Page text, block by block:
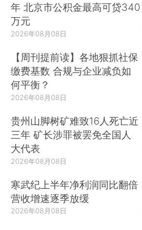
年 北京市公积金最高可贷340
万元
2026年08月08日
【周刊提前读】各地狠抓社保
缴费基数 合规与企业减负如
何平衡？
2026年08月08日
贵州山脚树矿难致16人死亡近
三年 矿长涉罪被罢免全国人
大代表
2026年08月08日
寒武纪上半年净利润同比翻倍
营收增速逐季放缓
2026年08月08日